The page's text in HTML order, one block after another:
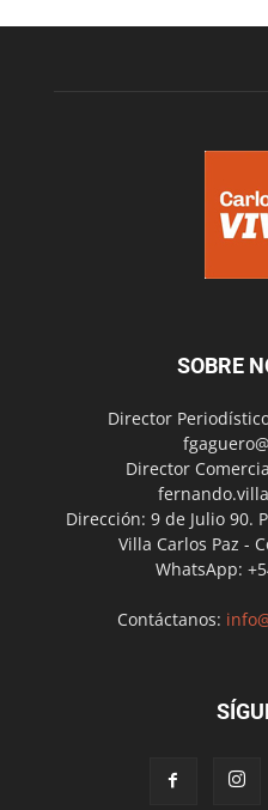
SOBRE
Director
Director
Dirección: 9 de Julio 90.
Villa Carlos Paz -
WhatsApp:
Contáctanos: